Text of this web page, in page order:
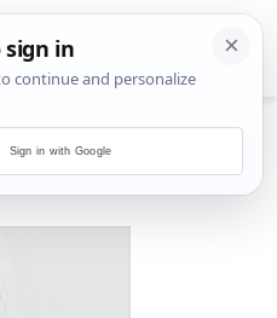
Sign in with Google